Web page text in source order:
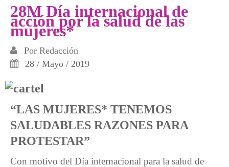
cargan el peso de los cuidados contra el covid
28M Día internacional de
acción por la salud de las
mujeres*
Por Redacción
28 / Mayo / 2019
“LAS MUJERES* TENEMOS
SALUDABLES RAZONES PARA
PROTESTAR”
Con motivo del Día internacional para la salud de